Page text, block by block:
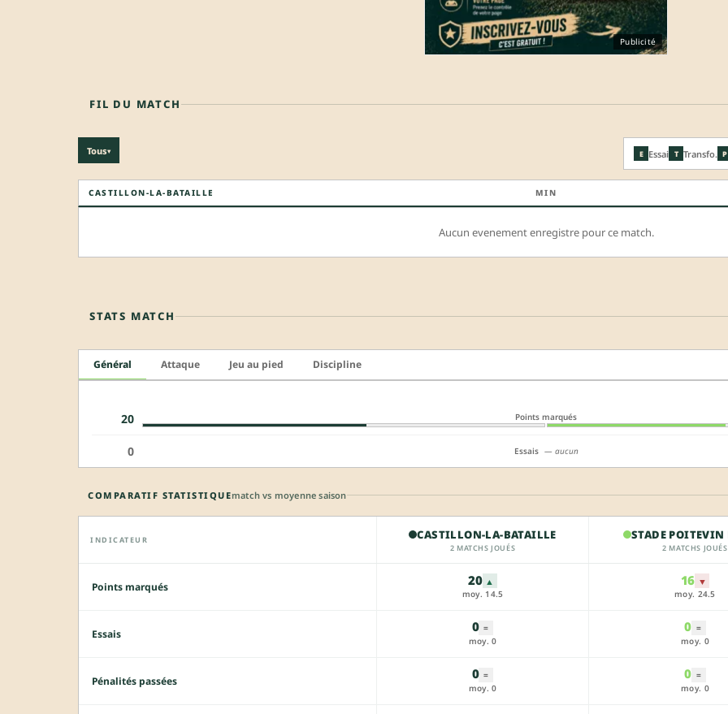
Publicité
FIL DU MATCH
Tous▾ E Essai T Transfo. P
CASTILLON-LA-BATAILLE MIN
Aucun evenement enregistre pour ce match.
STATS MATCH
Général Attaque Jeu au pied Discipline
20 Points marqués
0 Essais — aucun
COMPARATIF STATISTIQUEmatch vs moyenne saison
INDICATEUR CASTILLON-LA-BATAILLE
2 MATCHS JOUÉS
STADE POITEVIN
2 MATCHS JOUÉS
Points marqués 20 ▲
moy. 14.5
16 ▼
moy. 24.5
Essais 0 =
moy. 0
0 =
moy. 0
Pénalités passées 0 =
moy. 0
0 =
moy. 0